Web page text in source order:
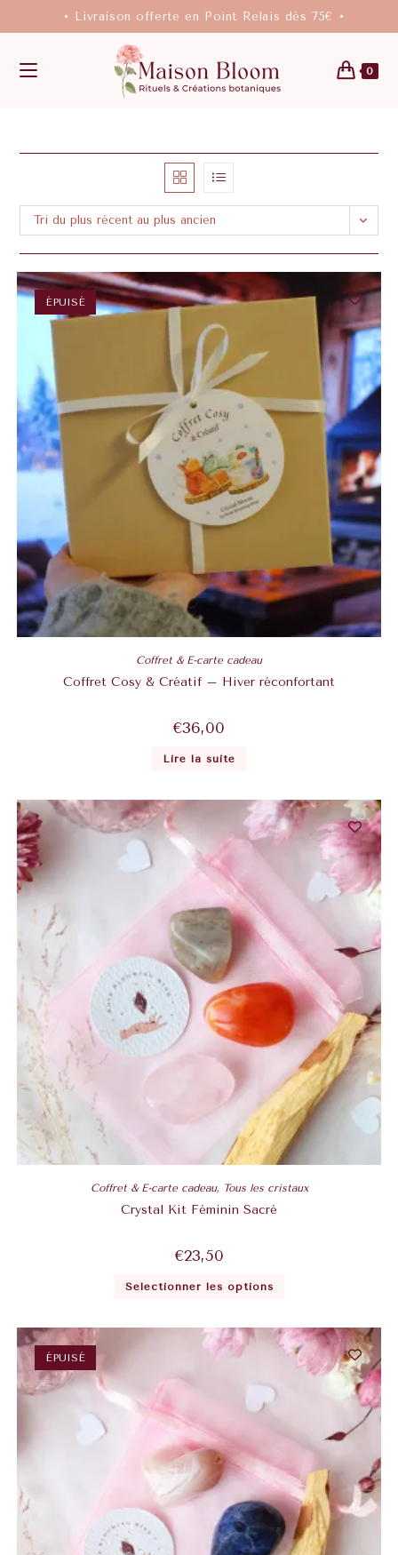
• Livraison offerte en Point Relais dès 75€ •
0
Tri du plus récent au plus ancien
ÉPUISÉ
Coffret & E-carte cadeau
Coffret Cosy & Créatif – Hiver réconfortant
€36,00
Lire la suite
Coffret & E-carte cadeau, Tous les cristaux
Crystal Kit Féminin Sacré
€23,50
Sélectionner les options
ÉPUISÉ